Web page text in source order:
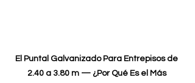
El Puntal Galvanizado Para Entrepisos de
2.40 a 3.80 m — ¿Por Qué Es el Más